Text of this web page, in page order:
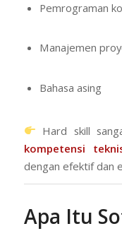
Pemrograman
Manajemen
Bahasa asing
Hard skill
kompetensi
dengan efektif dan
Apa Itu